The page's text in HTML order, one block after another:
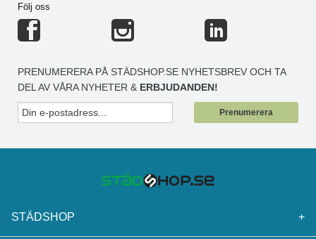
Följ oss
PRENUMERERA PÅ STÄDSHOP.SE NYHETSBREV OCH TA
DEL AV VÅRA NYHETER & ERBJUDANDEN!
Prenumerera
STÄDSHOP +